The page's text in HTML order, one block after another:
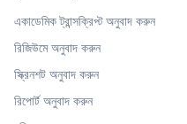
একাডেমিক ট্রান্সক্রিপ্ট অনুবাদ করুন
রিজিউমে অনুবাদ করুন
স্ক্রিনশট অনুবাদ করুন
রিপোর্ট অনুবাদ করুন